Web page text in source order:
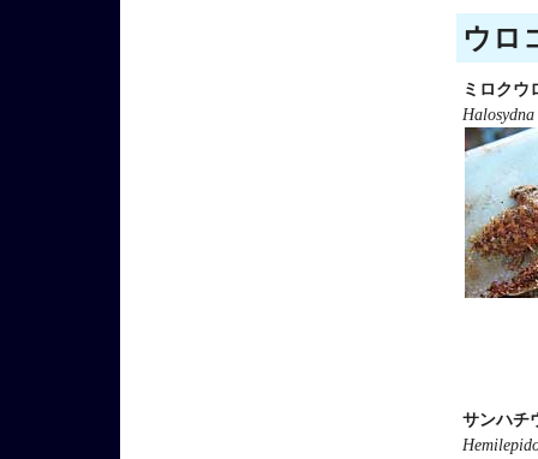
ウロ
ミロクウ
Halosydna
サンハチ